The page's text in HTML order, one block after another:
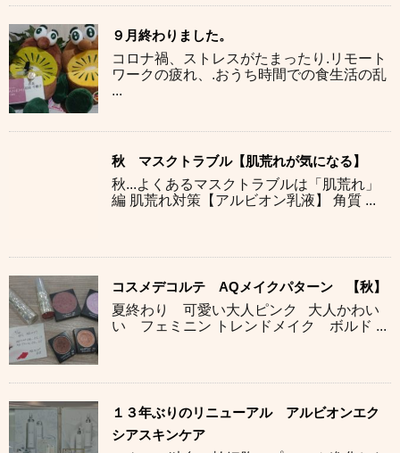
９月終わりました。
コロナ禍、ストレスがたまったり.リモート
ワークの疲れ、.おうち時間での食生活の乱
...
秋 マスクトラブル【肌荒れが気になる】
秋...よくあるマスクトラブルは「肌荒れ」
編 肌荒れ対策【アルビオン乳液】 角質 ...
コスメデコルテ AQメイクパターン 【秋】
夏終わり 可愛い大人ピンク 大人かわい
い フェミニン トレンドメイク ボルド ...
１３年ぶりのリニューアル アルビオンエク
シアスキンケア